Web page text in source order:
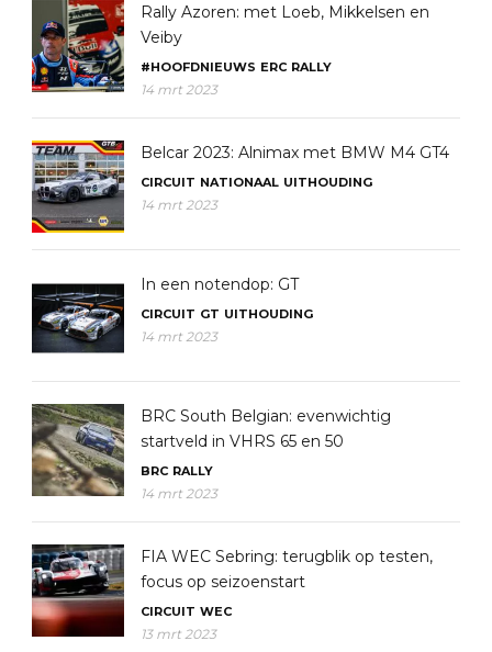
Rally Azoren: met Loeb, Mikkelsen en
Veiby
#HOOFDNIEUWS ERC RALLY
14 mrt 2023
Belcar 2023: Alnimax met BMW M4 GT4
CIRCUIT NATIONAAL UITHOUDING
14 mrt 2023
In een notendop: GT
CIRCUIT GT UITHOUDING
14 mrt 2023
BRC South Belgian: evenwichtig
startveld in VHRS 65 en 50
BRC RALLY
14 mrt 2023
FIA WEC Sebring: terugblik op testen,
focus op seizoenstart
CIRCUIT WEC
13 mrt 2023